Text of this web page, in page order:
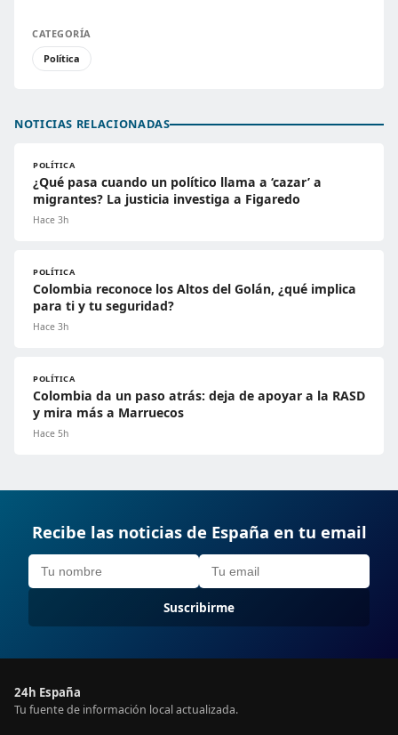
CATEGORÍA
Política
NOTICIAS RELACIONADAS
POLÍTICA
¿Qué pasa cuando un político llama a ‘cazar’ a
migrantes? La justicia investiga a Figaredo
Hace 3h
POLÍTICA
Colombia reconoce los Altos del Golán, ¿qué implica
para ti y tu seguridad?
Hace 3h
POLÍTICA
Colombia da un paso atrás: deja de apoyar a la RASD
y mira más a Marruecos
Hace 5h
Recibe las noticias de España en tu email
Suscribirme
24h España
Tu fuente de información local actualizada.